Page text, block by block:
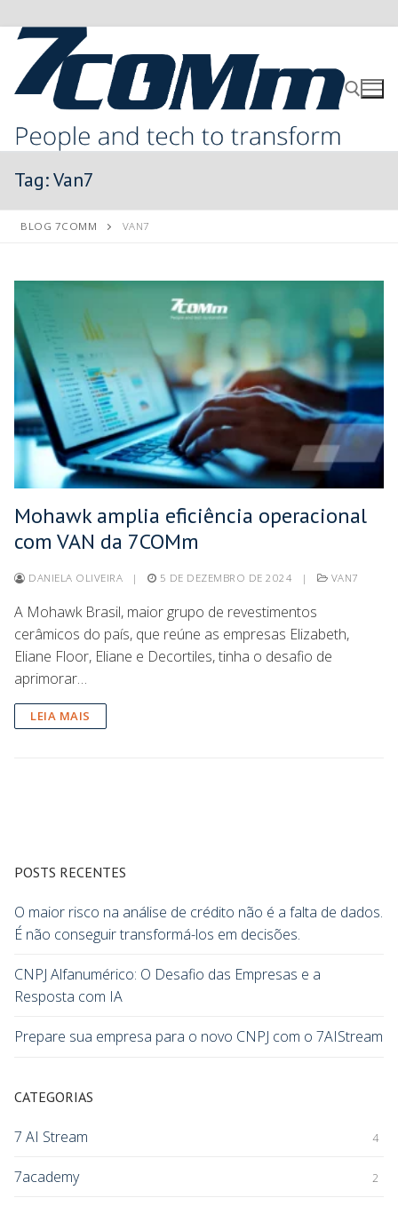
Tag:Van7
BLOG 7COMM VAN7
Mohawk amplia eficiência operacional
com VAN da 7COMm
DANIELA OLIVEIRA | 5 DE DEZEMBRO DE 2024 | VAN7
A Mohawk Brasil, maior grupo de revestimentos
cerâmicos do país, que reúne as empresas Elizabeth,
Eliane Floor, Eliane e Decortiles, tinha o desafio de
aprimorar…
LEIA MAIS
POSTS RECENTES
O maior risco na análise de crédito não é a falta de dados.
É não conseguir transformá-los em decisões.
CNPJ Alfanumérico: O Desafio das Empresas e a
Resposta com IA
Prepare sua empresa para o novo CNPJ com o 7AIStream
CATEGORIAS
7 AI Stream 4
7academy 2